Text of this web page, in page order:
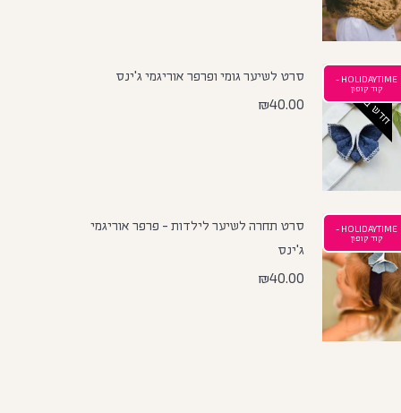
חדש באתר
HOLIDAYTIME -
קוד קופון
סרט לשיער גומי ופרפר אוריגמי ג'ינס
₪40.00
HOLIDAYTIME -
קוד קופון
סרט תחרה לשיער לילדות - פרפר אוריגמי
ג'ינס
₪40.00